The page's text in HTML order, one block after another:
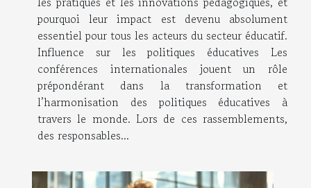
pourquoi leur impact est devenu absolument
essentiel pour tous les acteurs du secteur éducatif.
Influence sur les politiques éducatives Les
conférences internationales jouent un rôle
prépondérant dans la transformation et
l’harmonisation des politiques éducatives à
travers le monde. Lors de ces rassemblements,
des responsables...